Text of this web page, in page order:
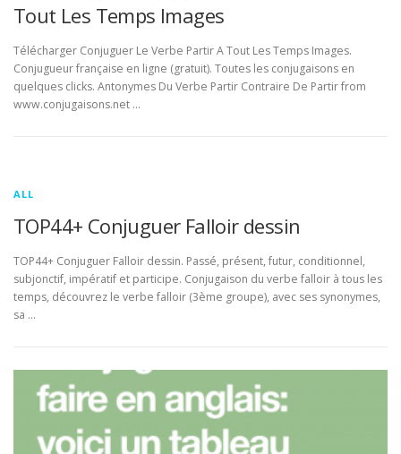
Tout Les Temps Images
Télécharger Conjuguer Le Verbe Partir A Tout Les Temps Images.
Conjugueur française en ligne (gratuit). Toutes les conjugaisons en
quelques clicks. Antonymes Du Verbe Partir Contraire De Partir from
www.conjugaisons.net …
ALL
TOP44+ Conjuguer Falloir dessin
TOP44+ Conjuguer Falloir dessin. Passé, présent, futur, conditionnel,
subjonctif, impératif et participe. Conjugaison du verbe falloir à tous les
temps, découvrez le verbe falloir (3ème groupe), avec ses synonymes,
sa …